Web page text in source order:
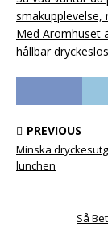
Med Aromhuset
hållbar
PREVIOUS
Minska
lunchen
Så